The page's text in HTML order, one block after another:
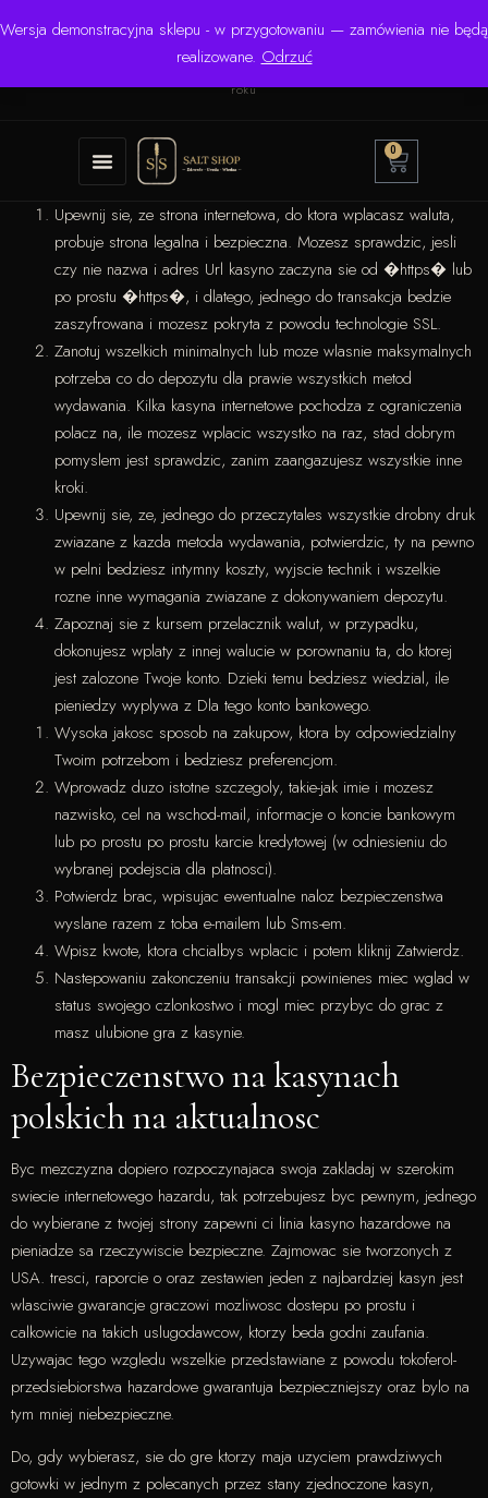
Wersja demonstracyjna sklepu - w przygotowaniu — zamówienia nie będą
realizowane. Odrzuć
☎ +48 506 504 900
✉
krzysztof.lipinski@salinarium.com
Pon.–Pt. 8:00–16:00 | Bezpośredni importer od 1999
roku
0
Upewnij sie, ze strona internetowa, do ktora wplacasz waluta,
probuje strona legalna i bezpieczna. Mozesz sprawdzic, jesli
czy nie nazwa i adres Url kasyno zaczyna sie od �https� lub
po prostu �https�, i dlatego, jednego do transakcja bedzie
zaszyfrowana i mozesz pokryta z powodu technologie SSL.
Zanotuj wszelkich minimalnych lub moze wlasnie maksymalnych
potrzeba co do depozytu dla prawie wszystkich metod
wydawania. Kilka kasyna internetowe pochodza z ograniczenia
polacz na, ile mozesz wplacic wszystko na raz, stad dobrym
pomyslem jest sprawdzic, zanim zaangazujesz wszystkie inne
kroki.
Upewnij sie, ze, jednego do przeczytales wszystkie drobny druk
zwiazane z kazda metoda wydawania, potwierdzic, ty na pewno
w pelni bedziesz intymny koszty, wyjscie technik i wszelkie
rozne inne wymagania zwiazane z dokonywaniem depozytu.
Zapoznaj sie z kursem przelacznik walut, w przypadku,
dokonujesz wplaty z innej walucie w porownaniu ta, do ktorej
jest zalozone Twoje konto. Dzieki temu bedziesz wiedzial, ile
pieniedzy wyplywa z Dla tego konto bankowego.
Wysoka jakosc sposob na zakupow, ktora by odpowiedzialny
Twoim potrzebom i bedziesz preferencjom.
Wprowadz duzo istotne szczegoly, takie-jak imie i mozesz
nazwisko, cel na wschod-mail, informacje o koncie bankowym
lub po prostu po prostu karcie kredytowej (w odniesieniu do
wybranej podejscia dla platnosci).
Potwierdz brac, wpisujac ewentualne naloz bezpieczenstwa
wyslane razem z toba e-mailem lub Sms-em.
Wpisz kwote, ktora chcialbys wplacic i potem kliknij Zatwierdz.
Nastepowaniu zakonczeniu transakcji powinienes miec wglad w
status swojego czlonkostwo i mogl miec przybyc do grac z
masz ulubione gra z kasynie.
Bezpieczenstwo na kasynach
polskich na aktualnosc
Byc mezczyzna dopiero rozpoczynajaca swoja zakladaj w szerokim
swiecie internetowego hazardu, tak potrzebujesz byc pewnym, jednego
do wybierane z twojej strony zapewni ci linia kasyno hazardowe na
pieniadze sa rzeczywiscie bezpieczne. Zajmowac sie tworzonych z
USA. tresci, raporcie o oraz zestawien jeden z najbardziej kasyn jest
wlasciwie gwarancje graczowi mozliwosc dostepu po prostu i
calkowicie na takich uslugodawcow, ktorzy beda godni zaufania.
Uzywajac tego wzgledu wszelkie przedstawiane z powodu tokoferol-
przedsiebiorstwa hazardowe gwarantuja bezpieczniejszy oraz bylo na
tym mniej niebezpieczne.
Do, gdy wybierasz, sie do gre ktorzy maja uzyciem prawdziwych
gotowki w jednym z polecanych przez stany zjednoczone kasyn,